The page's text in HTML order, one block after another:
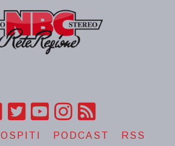
OSPITI PODCAST RSS